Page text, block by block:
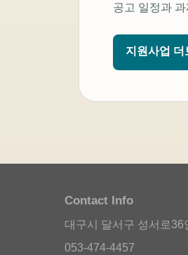
공고 일정과
지원사업 더
Contact Info
대구시 달서구 성서로36
053-474-4457